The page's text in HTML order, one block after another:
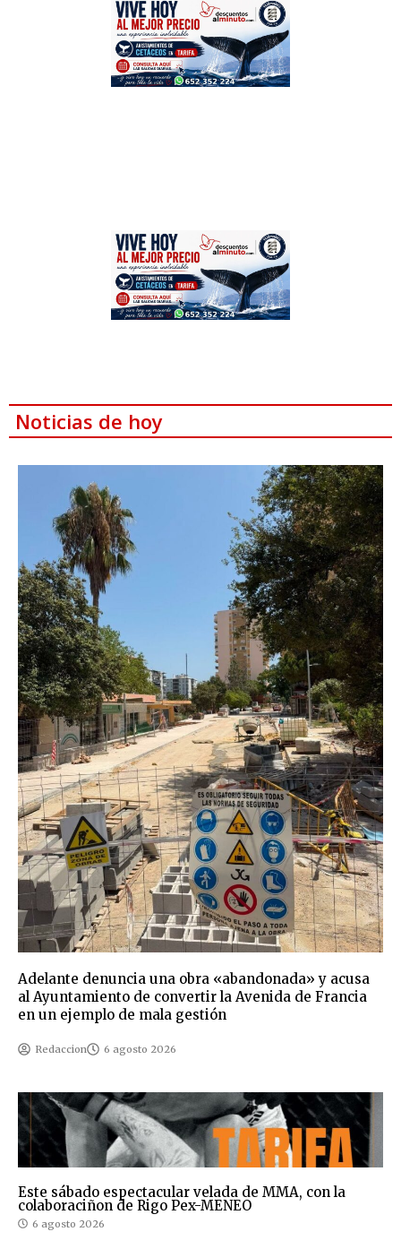
Noticias de hoy
Adelante denuncia una obra «abandonada» y acusa
al Ayuntamiento de convertir la Avenida de Francia
en un ejemplo de mala gestión
Redaccion 6 agosto 2026
Este sábado espectacular velada de MMA, con la
colaboraciñon de Rigo Pex-MENEO
6 agosto 2026